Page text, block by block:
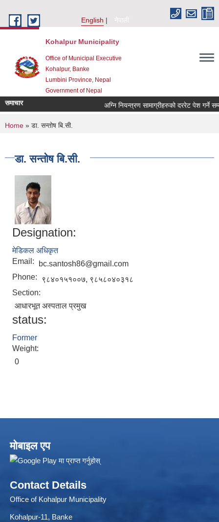
English
नेपाली
Kohalpur Municipality
Office of Municipal Executive
Kohalpur, Banke
Lumbini Province, Nepal
Government of Nepal
समाचार
You are here
Home » डा. सन्तोष बि.सी.
डा. सन्तोष बि.सी.
Designation:
मेडिकल अधिकृत
Email:
bc.santosh86@gmail.com
Phone:
९८४०१५१००७, ९८५८०४०३१८
Section:
आधारभूत अस्पताल प्रमुख
status:
Former
Weight:
0
मोबाइल एप
Contact Details
Office of Kohalpur Municipality
Kohalpur-11, Banke